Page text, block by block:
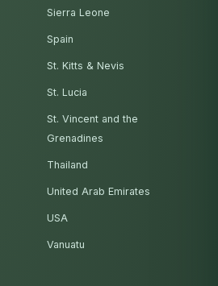
Sierra Leone
Spain
St. Kitts & Nevis
St. Lucia
St. Vincent and the
Grenadines
Thailand
United Arab Emirates
USA
Vanuatu